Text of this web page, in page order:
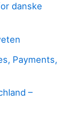
danske
Payments,
–